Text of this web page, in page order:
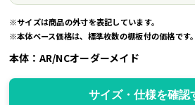
※サイズは商品の外寸を表記しています。
※本体ベース価格は、標準枚数の棚板付の価格です。
本体：AR/NCオーダーメイド
サイズ・仕様を確認